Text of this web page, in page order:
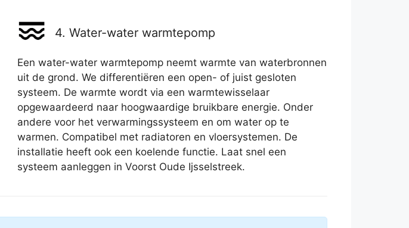
4. Water-water warmtepomp
Een water-water warmtepomp neemt warmte van waterbronnen
uit de grond. We differentiëren een open- of juist gesloten
systeem. De warmte wordt via een warmtewisselaar
opgewaardeerd naar hoogwaardige bruikbare energie. Onder
andere voor het verwarmingssysteem en om water op te
warmen. Compatibel met radiatoren en vloersystemen. De
installatie heeft ook een koelende functie. Laat snel een
systeem aanleggen in Voorst Oude Ijsselstreek.